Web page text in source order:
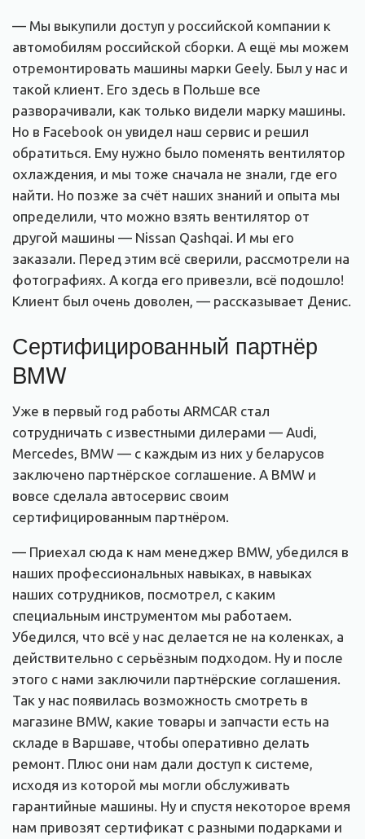
— Мы выкупили доступ у российской компании к
автомобилям российской сборки. А ещё мы можем
отремонтировать машины марки Geely. Был у нас и
такой клиент. Его здесь в Польше все
разворачивали, как только видели марку машины.
Но в Facebook он увидел наш сервис и решил
обратиться. Ему нужно было поменять вентилятор
охлаждения, и мы тоже сначала не знали, где его
найти. Но позже за счёт наших знаний и опыта мы
определили, что можно взять вентилятор от
другой машины — Nissan Qashqai. И мы его
заказали. Перед этим всё сверили, рассмотрели на
фотографиях. А когда его привезли, всё подошло!
Клиент был очень доволен, — рассказывает Денис.
Сертифицированный партнёр
BMW
Уже в первый год работы ARMCAR стал
сотрудничать с известными дилерами — Audi,
Mercedes, BMW — с каждым из них у беларусов
заключено партнёрское соглашение. А BMW и
вовсе сделала автосервис своим
сертифицированным партнёром.
— Приехал сюда к нам менеджер BMW, убедился в
наших профессиональных навыках, в навыках
наших сотрудников, посмотрел, с каким
специальным инструментом мы работаем.
Убедился, что всё у нас делается не на коленках, а
действительно с серьёзным подходом. Ну и после
этого с нами заключили партнёрские соглашения.
Так у нас появилась возможность смотреть в
магазине BMW, какие товары и запчасти есть на
складе в Варшаве, чтобы оперативно делать
ремонт. Плюс они нам дали доступ к системе,
исходя из которой мы могли обслуживать
гарантийные машины. Ну и спустя некоторое время
нам привозят сертификат с разными подарками и